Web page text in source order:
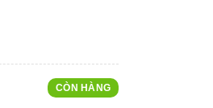
CÒN HÀNG